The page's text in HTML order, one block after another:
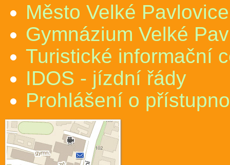
Město Velké Pavlovice
Gymnázium Velké
Turistické informační
IDOS - jízdní řády
Prohlášení o